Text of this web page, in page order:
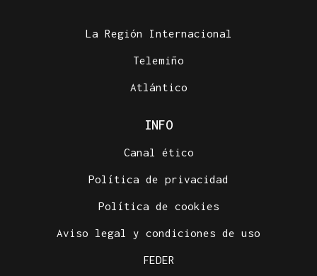
La Región Internacional
Telemiño
Atlántico
INFO
Canal ético
Política de privacidad
Política de cookies
Aviso legal y condiciones de uso
FEDER